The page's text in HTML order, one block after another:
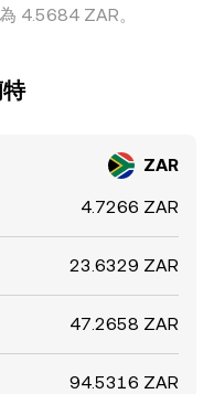
4.5684 ZAR。
ZAR
4.7266 ZAR
23.6329 ZAR
47.2658 ZAR
94.5316 ZAR